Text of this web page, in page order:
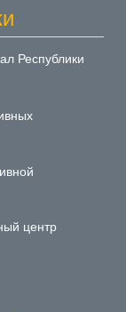
Республики
центр